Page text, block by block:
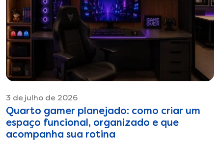
3 de julho de 2026
Quarto gamer planejado: como criar um
espaço funcional, organizado e que
acompanha sua rotina